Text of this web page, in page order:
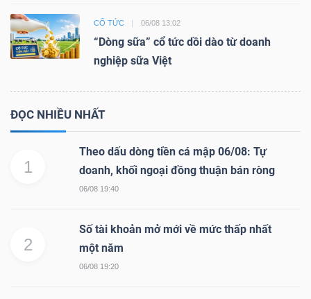
CỔ TỨC 06/08 13:02
“Dòng sữa” cổ tức dồi dào từ doanh
nghiệp sữa Việt
ĐỌC NHIỀU NHẤT
1
Theo dấu dòng tiền cá mập 06/08: Tự
doanh, khối ngoại đồng thuận bán ròng
06/08 19:40
2
Số tài khoản mở mới về mức thấp nhất
một năm
06/08 19:20